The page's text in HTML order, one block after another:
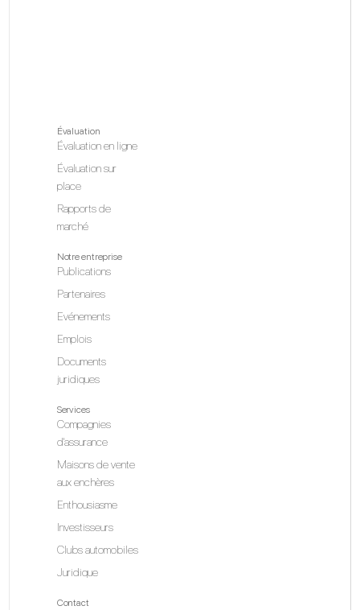
Évaluation
Évaluation en ligne
Évaluation sur
place
Rapports de
marché
Notre entreprise
Publications
Partenaires
Evénements
Emplois
Documents
juridiques
Services
Compagnies
d'assurance
Maisons de vente
aux enchères
Enthousiasme
Investisseurs
Clubs automobiles
Juridique
Contact